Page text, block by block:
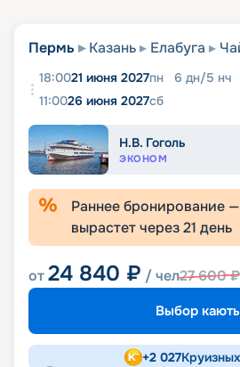
Пермь Казань Елабуга
18:0021 июня 2027пн 6 дн/5 нч
11:0026 июня 2027сб
Н.В. Гоголь
ЭКОНОМ
Раннее бронирование —
вырастет через21 день
от24 840 ₽ / чел27 600₽
Выбор
+2 027